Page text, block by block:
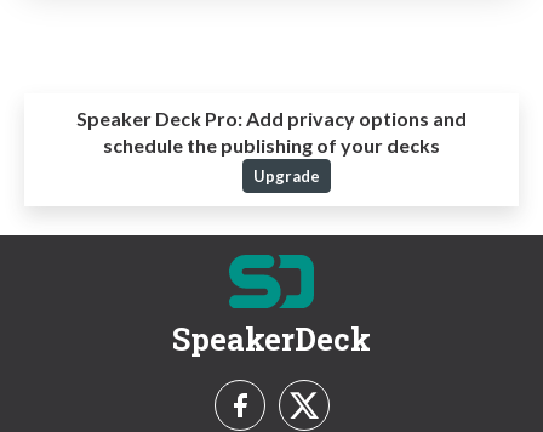
Speaker Deck Pro:Add privacy options and
schedule the publishing of your decks
Upgrade
SpeakerDeck